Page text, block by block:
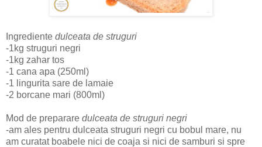
Ingrediente dulceata de struguri
-1kg struguri negri
-1kg zahar tos
-1 cana apa (250ml)
-1 lingurita sare de lamaie
-2 borcane mari (800ml)
Mod de preparare dulceata de struguri negri
-am ales pentru dulceata struguri negri cu bobul mare, nu
am curatat boabele nici de coaja si nici de samburi si spre